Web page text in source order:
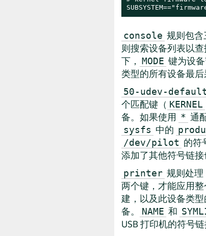
console 规则包含
则搜索设备列表以
下， MODE 键为设
类型的所有设备最
50-udev-
个匹配键（ KERNEL
备。如果使用 * 通
sysfs 中的
/dev/pilot 的符
添加了其他符号链
printer 规则处理
两个键，才能应用
建，以及此设备类
备。
NAME 和
USB 打印机的符号